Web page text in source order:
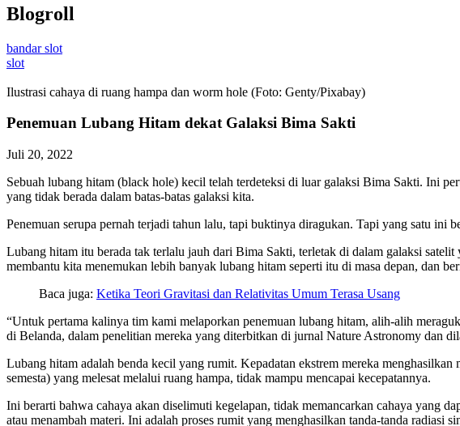
Blogroll
bandar slot
slot
Ilustrasi cahaya di ruang hampa dan worm hole (Foto: Genty/Pixabay)
Penemuan Lubang Hitam dekat Galaksi Bima Sakti
Juli 20, 2022
Sebuah lubang hitam (black hole) kecil telah terdeteksi di luar galaksi Bima Sakti. Ini
yang tidak berada dalam batas-batas galaksi kita.
Penemuan serupa pernah terjadi tahun lalu, tapi buktinya diragukan. Tapi yang satu ini
Lubang hitam itu berada tak terlalu jauh dari Bima Sakti, terletak di dalam galaksi
membantu kita menemukan lebih banyak lubang hitam seperti itu di masa depan, dan
Baca juga: Ketika Teori Gravitasi dan Relativitas Umum Terasa Usang
“Untuk pertama kalinya tim kami melaporkan penemuan lubang hitam, alih-alih
di Belanda, dalam penelitian mereka yang diterbitkan di jurnal Nature Astronomy dan
Lubang hitam adalah benda kecil yang rumit. Kepadatan ekstrem mereka
semesta) yang melesat melalui ruang hampa, tidak mampu mencapai kecepatannya.
Ini berarti bahwa cahaya akan diselimuti kegelapan, tidak memancarkan cahaya yang
atau menambah materi. Ini adalah proses rumit yang menghasilkan tanda-tanda radiasi